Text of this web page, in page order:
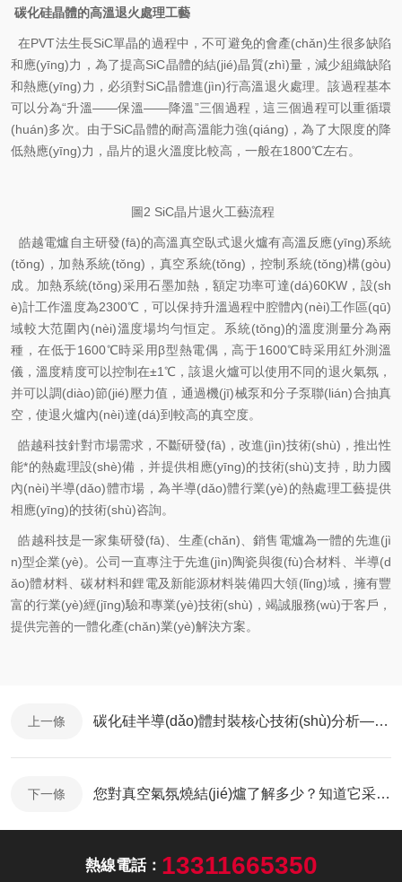
碳化硅晶體的高溫退火處理工藝
在PVT法生長SiC單晶的過程中，不可避免的會產(chǎn)生很多缺陷
和應(yīng)力，為了提高SiC晶體的結(jié)晶質(zhì)量，減少組織缺陷
和熱應(yīng)力，必須對SiC晶體進(jìn)行高溫退火處理。該過程基本
可以分為“升溫——保溫——降溫”三個過程，這三個過程可以重循環
(huán)多次。由于SiC晶體的耐高溫能力強(qiáng)，為了大限度的降
低熱應(yīng)力，晶片的退火溫度比較高，一般在1800℃左右。
圖2 SiC晶片退火工藝流程
皓越電爐自主研發(fā)的高溫真空臥式退火爐有高溫反應(yīng)系統
(tǒng)，加熱系統(tǒng)，真空系統(tǒng)，控制系統(tǒng)構(gòu)
成。加熱系統(tǒng)采用石墨加熱，額定功率可達(dá)60KW ，設(sh
è)計工作溫度為2300℃，可以保持升溫過程中腔體內(nèi)工作區(qū)
域較大范圍內(nèi)溫度場均勻恒定。系統(tǒng)的溫度測量分為兩
種，在低于1600℃時采用β型熱電偶，高于1600℃時采用紅外測溫
儀，溫度精度可以控制在±1℃，該退火爐可以使用不同的退火氣氛，
并可以調(diào)節(jié)壓力值，通過機(jī)械泵和分子泵聯(lián)合抽真
空，使退火爐內(nèi)達(dá)到較高的真空度。
皓越科技針對市場需求，不斷研發(fā)，改進(jìn)技術(shù)，推出性
能*的熱處理設(shè)備，并提供相應(yīng)的技術(shù)支持，助力國
內(nèi)半導(dǎo)體市場，為半導(dǎo)體行業(yè)的熱處理工藝提供
相應(yīng)的技術(shù)咨詢。
皓越科技是一家集研發(fā)、生產(chǎn)、銷售電爐為一體的先進(jì
n)型企業(yè)。公司一直專注于先進(jìn)陶瓷與復(fù)合材料、半導(d
ǎo)體材料、碳材料和鋰電及新能源材料裝備四大領(lǐng)域，擁有豐
富的行業(yè)經(jīng)驗和專業(yè)技術(shù)，竭誠服務(wù)于客戶，
提供完善的一體化產(chǎn)業(yè)解決方案。
上一條 碳化硅半導(dǎo)體封裝核心技術(shù)分析——銀燒結(jié)技術(shù)
下一條 您對真空氣氛燒結(jié)爐了解多少？知道它采用什么原理嗎？
熱線電話： 13311665350